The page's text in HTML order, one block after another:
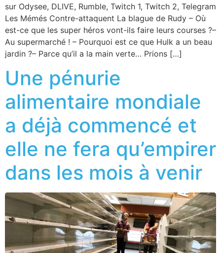
sur Odysee, DLIVE, Rumble, Twitch 1, Twitch 2, Telegram
Les Mémés Contre-attaquent La blague de Rudy – Où
est-ce que les super héros vont-ils faire leurs courses ?–
Au supermarché ! – Pourquoi est ce que Hulk a un beau
jardin ?– Parce qu’il a la main verte… Prions […]
Une pénurie
alimentaire mondiale
a déjà commencé et
elle ne fera qu’empirer
dans les mois à venir